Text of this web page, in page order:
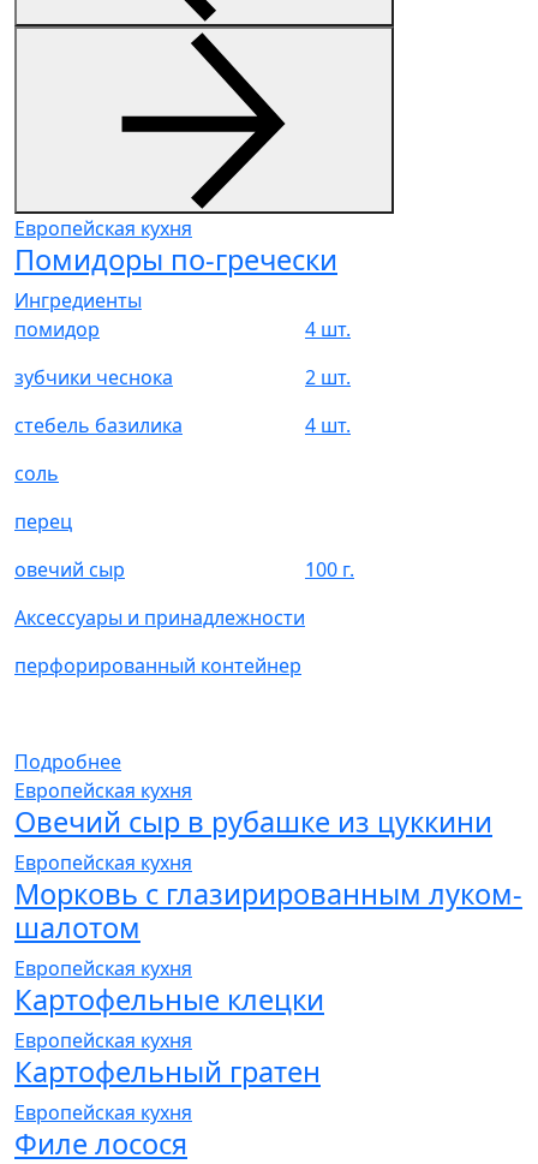
Европейская кухня
Помидоры по-гречески
Ингредиенты
помидор
4 шт.
зубчики чеснока
2 шт.
стебель базилика
4 шт.
соль
перец
овечий сыр
100 г.
Аксессуары и принадлежности
перфорированный контейнер
Подробнее
Европейская кухня
Овечий сыр в рубашке из цуккини
Европейская кухня
Морковь с глазирированным луком-
шалотом
Европейская кухня
Картофельные клецки
Европейская кухня
Картофельный гратен
Европейская кухня
Филе лосося